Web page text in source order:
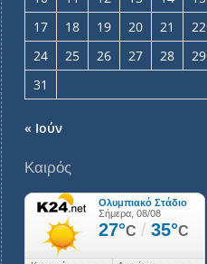
17
18 19 20 21 22
24
25 26 27 28 29
31
« Ιούν
Καιρός